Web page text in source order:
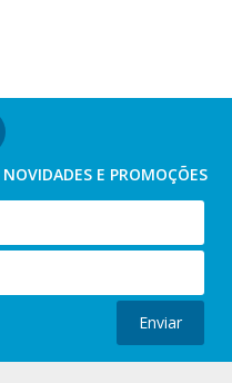
NOVIDADES E PROMOÇÕES
Enviar